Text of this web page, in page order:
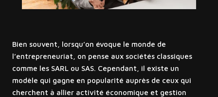
Bien souvent, lorsqu’on évoque le monde de
l’entrepreneuriat, on pense aux sociétés classiques
comme les SARL ou SAS. Cependant, il existe un
modèle qui gagne en popularité auprès de ceux qui
cherchent à allier activité économique et gestion